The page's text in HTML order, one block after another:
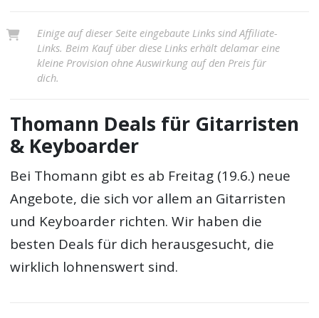
Einige auf dieser Seite eingebaute Links sind Affiliate-
Links. Beim Kauf über diese Links erhält delamar eine
kleine Provision ohne Auswirkung auf den Preis für
dich.
Thomann Deals für Gitarristen
& Keyboarder
Bei Thomann gibt es ab Freitag (19.6.) neue
Angebote, die sich vor allem an Gitarristen
und Keyboarder richten. Wir haben die
besten Deals für dich herausgesucht, die
wirklich lohnenswert sind.